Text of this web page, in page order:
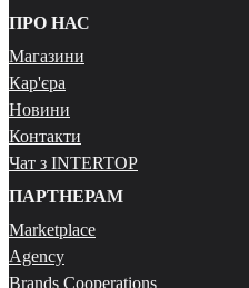
ПРО НАС
Магазини
Кар'єра
Новини
Контакти
Чат з INTERTOP
ПАРТНЕРАМ
Marketplace
Agency
Brands Cooperations